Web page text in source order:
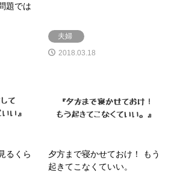
題では
夫婦
2018.03.18
るくら
夕方まで寝かせておけ！ もう
起きてこなくていい。